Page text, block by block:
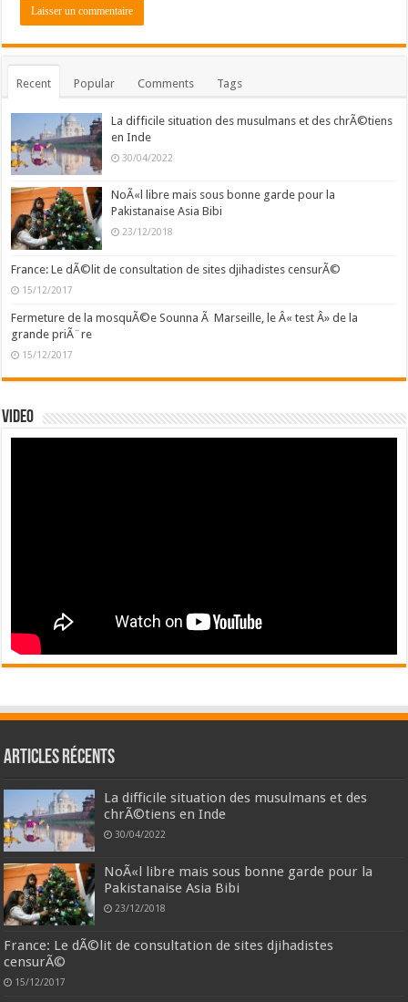
Recent Popular Comments Tags
La difficile situation des musulmans et des chrÃ©tiens
en Inde
30/04/2022
NoÃ«l libre mais sous bonne garde pour la
Pakistanaise Asia Bibi
23/12/2018
France: Le dÃ©lit de consultation de sites djihadistes censurÃ©
15/12/2017
Fermeture de la mosquÃ©e Sounna Ã Marseille, le Â« test Â» de la
grande priÃ¨re
15/12/2017
Video
Articles récents
La difficile situation des musulmans et des
chrÃ©tiens en Inde
30/04/2022
NoÃ«l libre mais sous bonne garde pour la
Pakistanaise Asia Bibi
23/12/2018
France: Le dÃ©lit de consultation de sites djihadistes
censurÃ©
15/12/2017